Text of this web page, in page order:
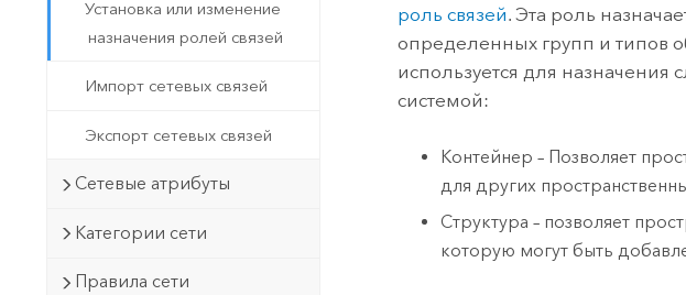
Все продукты
Установка или изменение
назначения ролей связей
Импорт сетевых связей
Экспорт сетевых связей
Сетевые атрибуты
Категории сети
Правила сети
роль связей. Эта роль
определенных групп и типов
используется для
системой:
Контейнер – Позволяет
для других
Структура – позволяет
которую могут быть